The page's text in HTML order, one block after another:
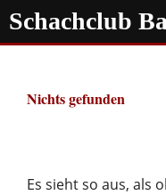
Zum
Inhalt
Suchen
Nichts gefunden
Es sieht so aus, als